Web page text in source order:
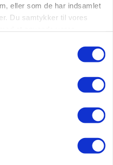
eller som de har indsamlet
Du samtykker til vores
er efterårets største